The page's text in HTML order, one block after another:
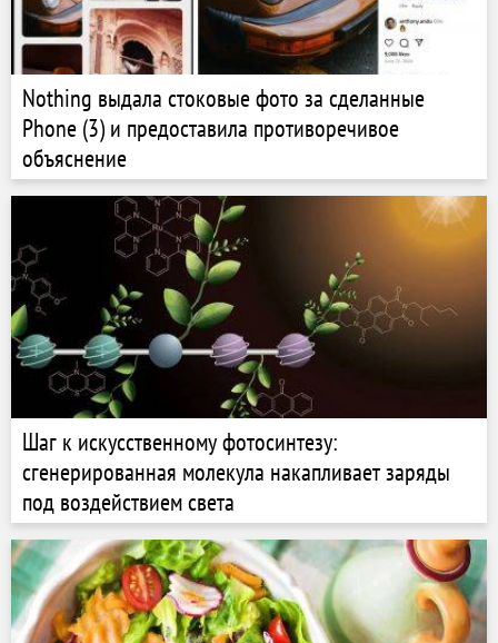
Nothing выдала стоковые фото за сделанные
Phone (3) и предоставила противоречивое
объяснение
Шаг к искусственному фотосинтезу:
сгенерированная молекула накапливает заряды
под воздействием света